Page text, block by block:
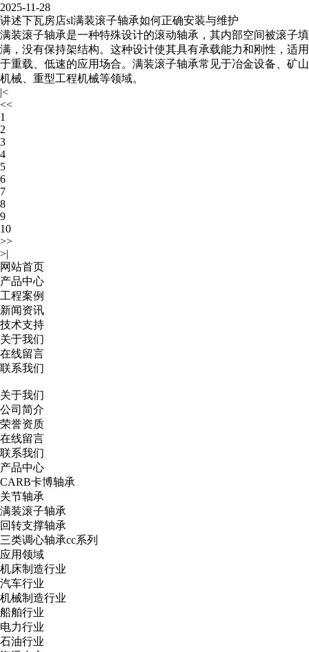
2025-11-28
讲述下瓦房店sl满装滚子轴承如何正确安装与维护
满装滚子轴承是一种特殊设计的滚动轴承，其内部空间被滚子填
满，没有保持架结构。这种设计使其具有承载能力和刚性，适用
于重载、低速的应用场合。满装滚子轴承常见于冶金设备、矿山
机械、重型工程机械等领域。
|<
<<
1
2
3
4
5
6
7
8
9
10
>>
>|
网站首页
产品中心
工程案例
新闻资讯
技术支持
关于我们
在线留言
联系我们
关于我们
公司简介
荣誉资质
在线留言
联系我们
产品中心
CARB卡博轴承
关节轴承
满装滚子轴承
回转支撑轴承
三类调心轴承cc系列
应用领域
机床制造行业
汽车行业
机械制造行业
船舶行业
电力行业
石油行业